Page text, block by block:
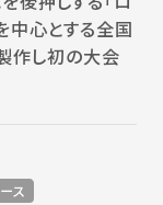
中心とする全国
作し初の大会
ス